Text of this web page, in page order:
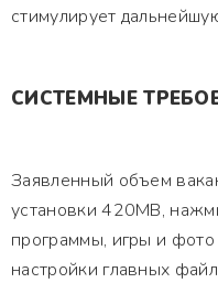
стимулирует
СИСТЕМНЫЕ
Заявленный объем
установки 420MB,
программы, игры и
настройки главных